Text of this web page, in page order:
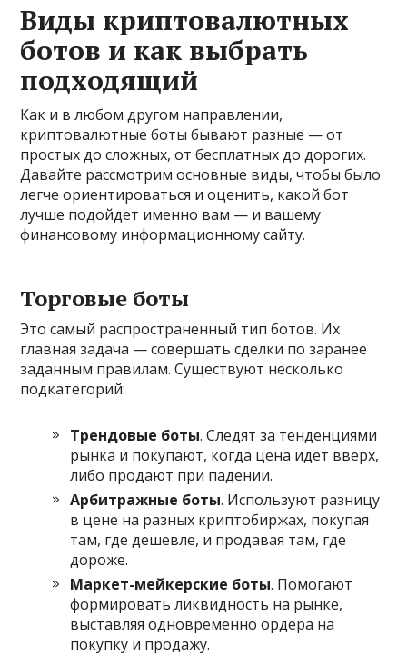
Виды криптовалютных
ботов и как выбрать
подходящий
Как и в любом другом направлении,
криптовалютные боты бывают разные — от
простых до сложных, от бесплатных до дорогих.
Давайте рассмотрим основные виды, чтобы было
легче ориентироваться и оценить, какой бот
лучше подойдет именно вам — и вашему
финансовому информационному сайту.
Торговые боты
Это самый распространенный тип ботов. Их
главная задача — совершать сделки по заранее
заданным правилам. Существуют несколько
подкатегорий:
Трендовые боты. Следят за тенденциями
рынка и покупают, когда цена идет вверх,
либо продают при падении.
Арбитражные боты. Используют разницу
в цене на разных криптобиржах, покупая
там, где дешевле, и продавая там, где
дороже.
Маркет-мейкерские боты. Помогают
формировать ликвидность на рынке,
выставляя одновременно ордера на
покупку и продажу.